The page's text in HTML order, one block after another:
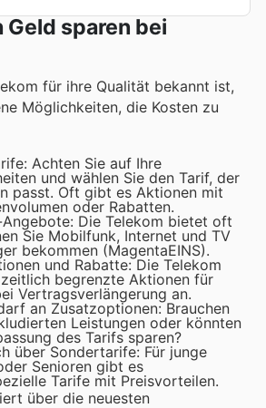
Geld sparen bei
für ihre Qualität bekannt ist,
Möglichkeiten, die Kosten zu
Achten Sie auf Ihre
und wählen Sie den Tarif, der
passt. Oft gibt es Aktionen mit
oder Rabatten.
Die Telekom bietet oft
Sie Mobilfunk, Internet und TV
bekommen (MagentaEINS).
und Rabatte: Die Telekom
begrenzte Aktionen für
Vertragsverlängerung an.
an Zusatzoptionen: Brauchen
Leistungen oder könnten
des Tarifs sparen?
über Sondertarife: Für junge
Senioren gibt es
Tarife mit Preisvorteilen.
über die neuesten